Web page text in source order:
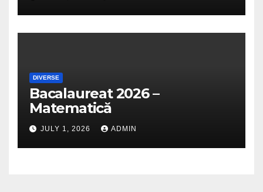
DIVERSE
Bacalaureat 2026 –
Matematică
JULY 1, 2026 ADMIN